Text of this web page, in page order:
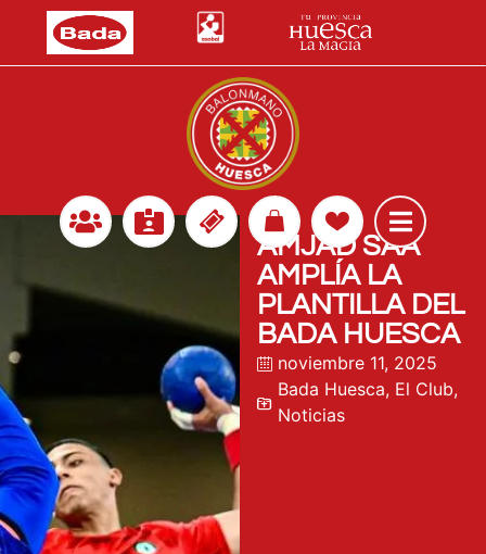
AMJAD SAA
AMPLÍA LA
PLANTILLA DEL
BADA HUESCA
noviembre 11, 2025
Bada Huesca, El Club,
Noticias